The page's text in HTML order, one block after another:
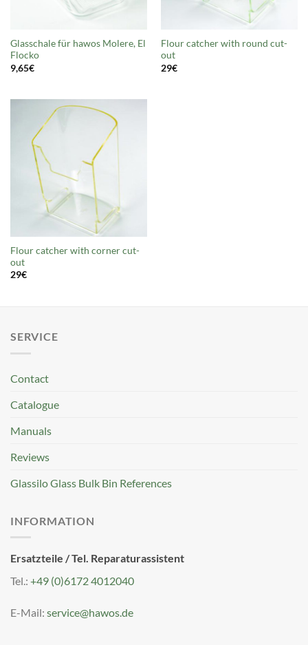
Glasschale für hawos Molere, El
Flocko
9,65€
Flour catcher with round cut-
out
29€
Flour catcher with corner cut-
out
29€
SERVICE
Contact
Catalogue
Manuals
Reviews
Glassilo Glass Bulk Bin References
INFORMATION
Ersatzteile / Tel. Reparaturassistent
Tel.: +49 (0)6172 4012040
E-Mail: service@hawos.de